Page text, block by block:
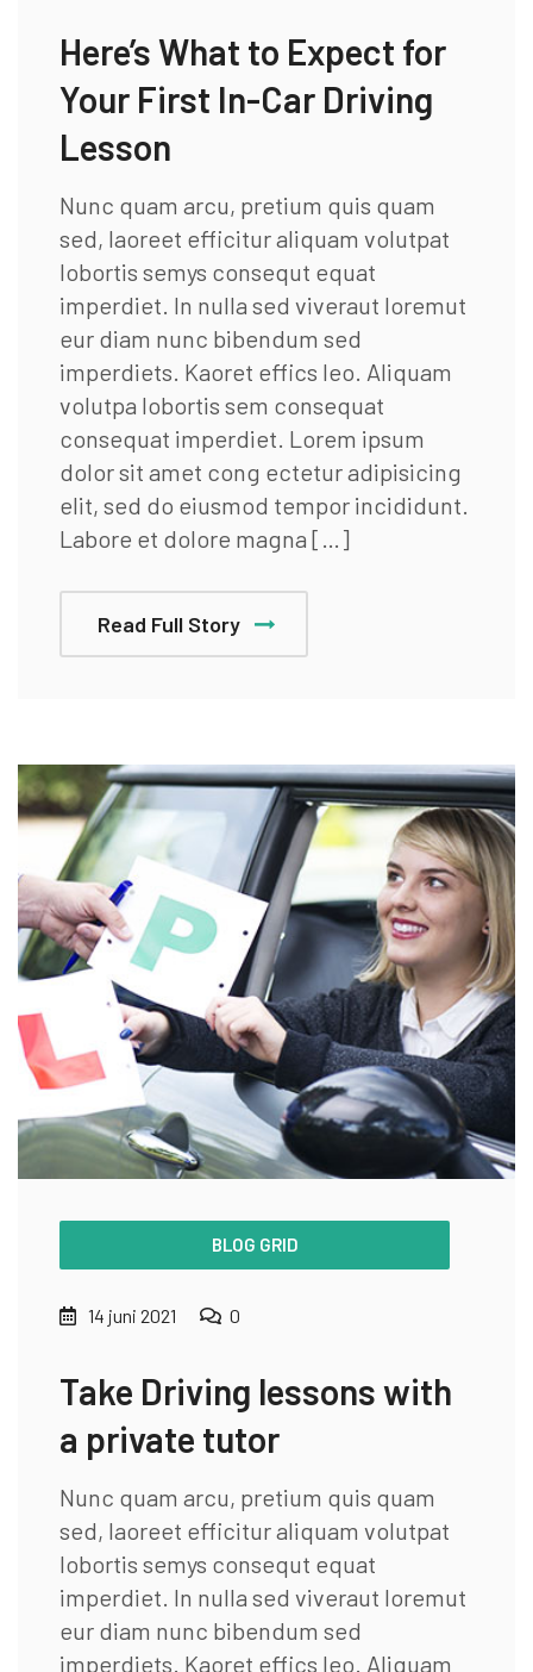
Here’s What to Expect for
Your First In-Car Driving
Lesson
Nunc quam arcu, pretium quis quam
sed, laoreet efficitur aliquam volutpat
lobortis semys consequt equat
imperdiet. In nulla sed viveraut loremut
eur diam nunc bibendum sed
imperdiets. Kaoret effics leo. Aliquam
volutpa lobortis sem consequat
consequat imperdiet. Lorem ipsum
dolor sit amet cong ectetur adipisicing
elit, sed do eiusmod tempor incididunt.
Labore et dolore magna […]
Read Full Story
BLOG GRID
14 juni 2021 0
Take Driving lessons with
a private tutor
Nunc quam arcu, pretium quis quam
sed, laoreet efficitur aliquam volutpat
lobortis semys consequt equat
imperdiet. In nulla sed viveraut loremut
eur diam nunc bibendum sed
imperdiets. Kaoret effics leo. Aliquam